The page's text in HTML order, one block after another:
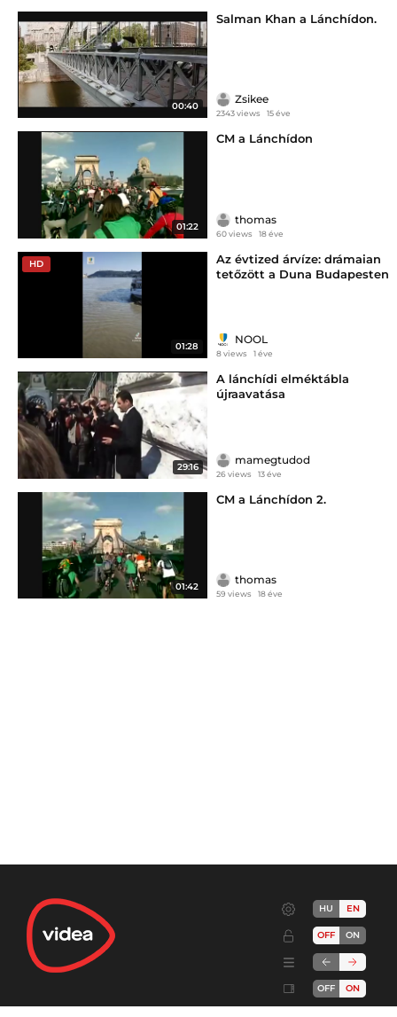
00:40
Salman Khan a Lánchídon.
Zsikee
2343 views 15 éve
01:22
CM a Lánchídon
thomas
60 views 18 éve
HD
01:28
Az évtized árvíze: drámaian
tetőzött a Duna Budapesten
NOOL
8 views 1 éve
29:16
A lánchídi elméktábla
újraavatása
mamegtudod
26 views 13 éve
01:42
CM a Lánchídon 2.
thomas
59 views 18 éve
HU EN
OFF ON
OFF ON